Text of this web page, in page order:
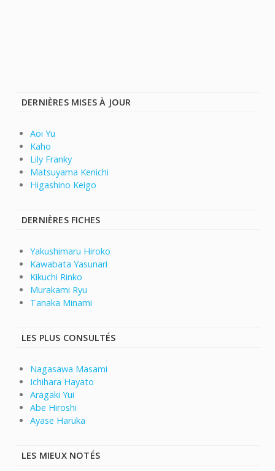
DERNIÈRES MISES À JOUR
Aoi Yu
Kaho
Lily Franky
Matsuyama Kenichi
Higashino Keigo
DERNIÈRES FICHES
Yakushimaru Hiroko
Kawabata Yasunari
Kikuchi Rinko
Murakami Ryu
Tanaka Minami
LES PLUS CONSULTÉS
Nagasawa Masami
Ichihara Hayato
Aragaki Yui
Abe Hiroshi
Ayase Haruka
LES MIEUX NOTÉS